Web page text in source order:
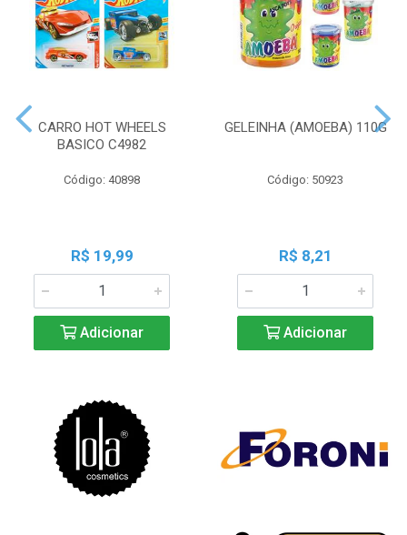
CARRO HOT WHEELS
BASICO C4982
Código: 40898
R$ 19,99
Adicionar
GELEINHA (AMOEBA) 110G
Código: 50923
R$ 8,21
Adicionar